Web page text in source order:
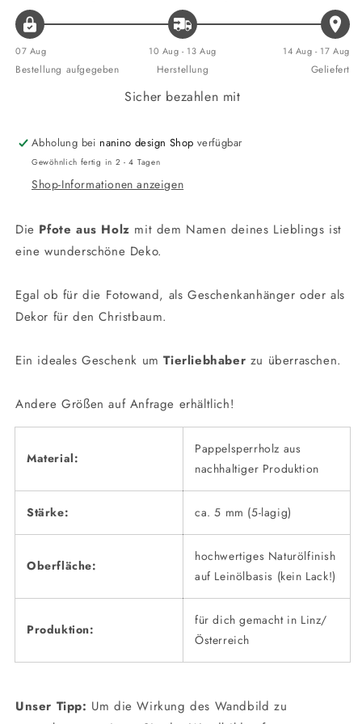
07 Aug
Bestellung aufgegeben
10 Aug - 13 Aug
Herstellung
14 Aug - 17 Aug
Geliefert
Sicher bezahlen mit
Abholung bei nanino design Shop verfügbar
Gewöhnlich fertig in 2 - 4 Tagen
Shop-Informationen anzeigen
Die Pfote aus Holz mit dem Namen deines Lieblings ist
eine wunderschöne Deko.
Egal ob für die Fotowand, als Geschenkanhänger oder als
Dekor für den Christbaum.
Ein ideales Geschenk umTierliebhaber zu überraschen.
Andere Größen auf Anfrage erhältlich!
Material:
Pappelsperrholz aus
nachhaltiger Produktion
Stärke: ca. 5 mm (5-lagig)
Oberfläche:
hochwertiges Naturölfinish
auf Leinölbasis (kein Lack!)
Produktion:
für dich gemacht in Linz/
Österreich
Unser Tipp: Um die Wirkung des Wandbild zu